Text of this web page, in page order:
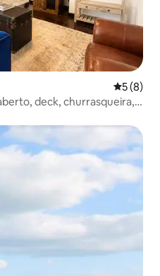
5 de
5 (8)
deck, churrasqueira,
dos hóspedes